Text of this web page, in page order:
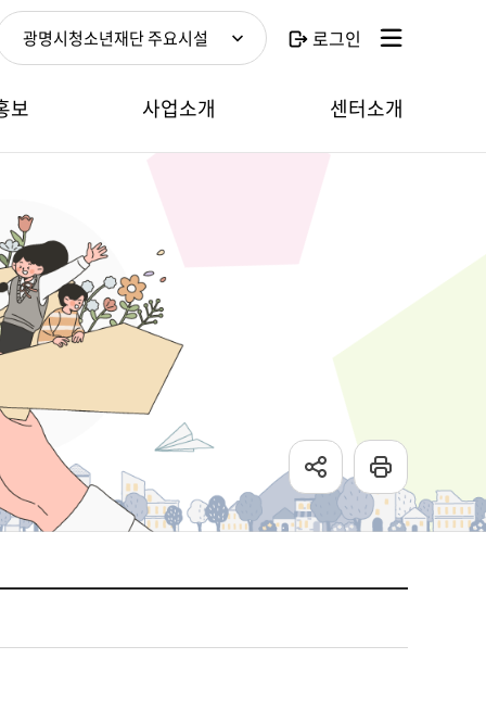
보 사업소개 센터소개
광명시청소년재단 주요시설 로그인